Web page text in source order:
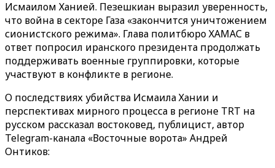
Исмаилом Ханией. Пезешкиан выразил уверенность,
что война в секторе Газа «закончится уничтожением
сионистского режима». Глава политбюро ХАМАС в
ответ попросил иранского президента продолжать
поддерживать военные группировки, которые
участвуют в конфликте в регионе.
О последствиях убийства Исмаила Хании и
перспективах мирного процесса в регионе TRT на
русском рассказал востоковед, публицист, автор
Telegram-канала «Восточные ворота» Андрей
Онтиков: